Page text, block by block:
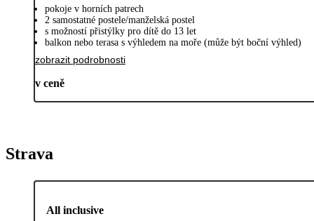
pokoje v horních patrech
2 samostatné postele/manželská postel
s možností přistýlky pro dítě do 13 let
balkon nebo terasa s výhledem na moře (může být boční výhled)
zobrazit podrobnosti
v ceně
Strava
All inclusive